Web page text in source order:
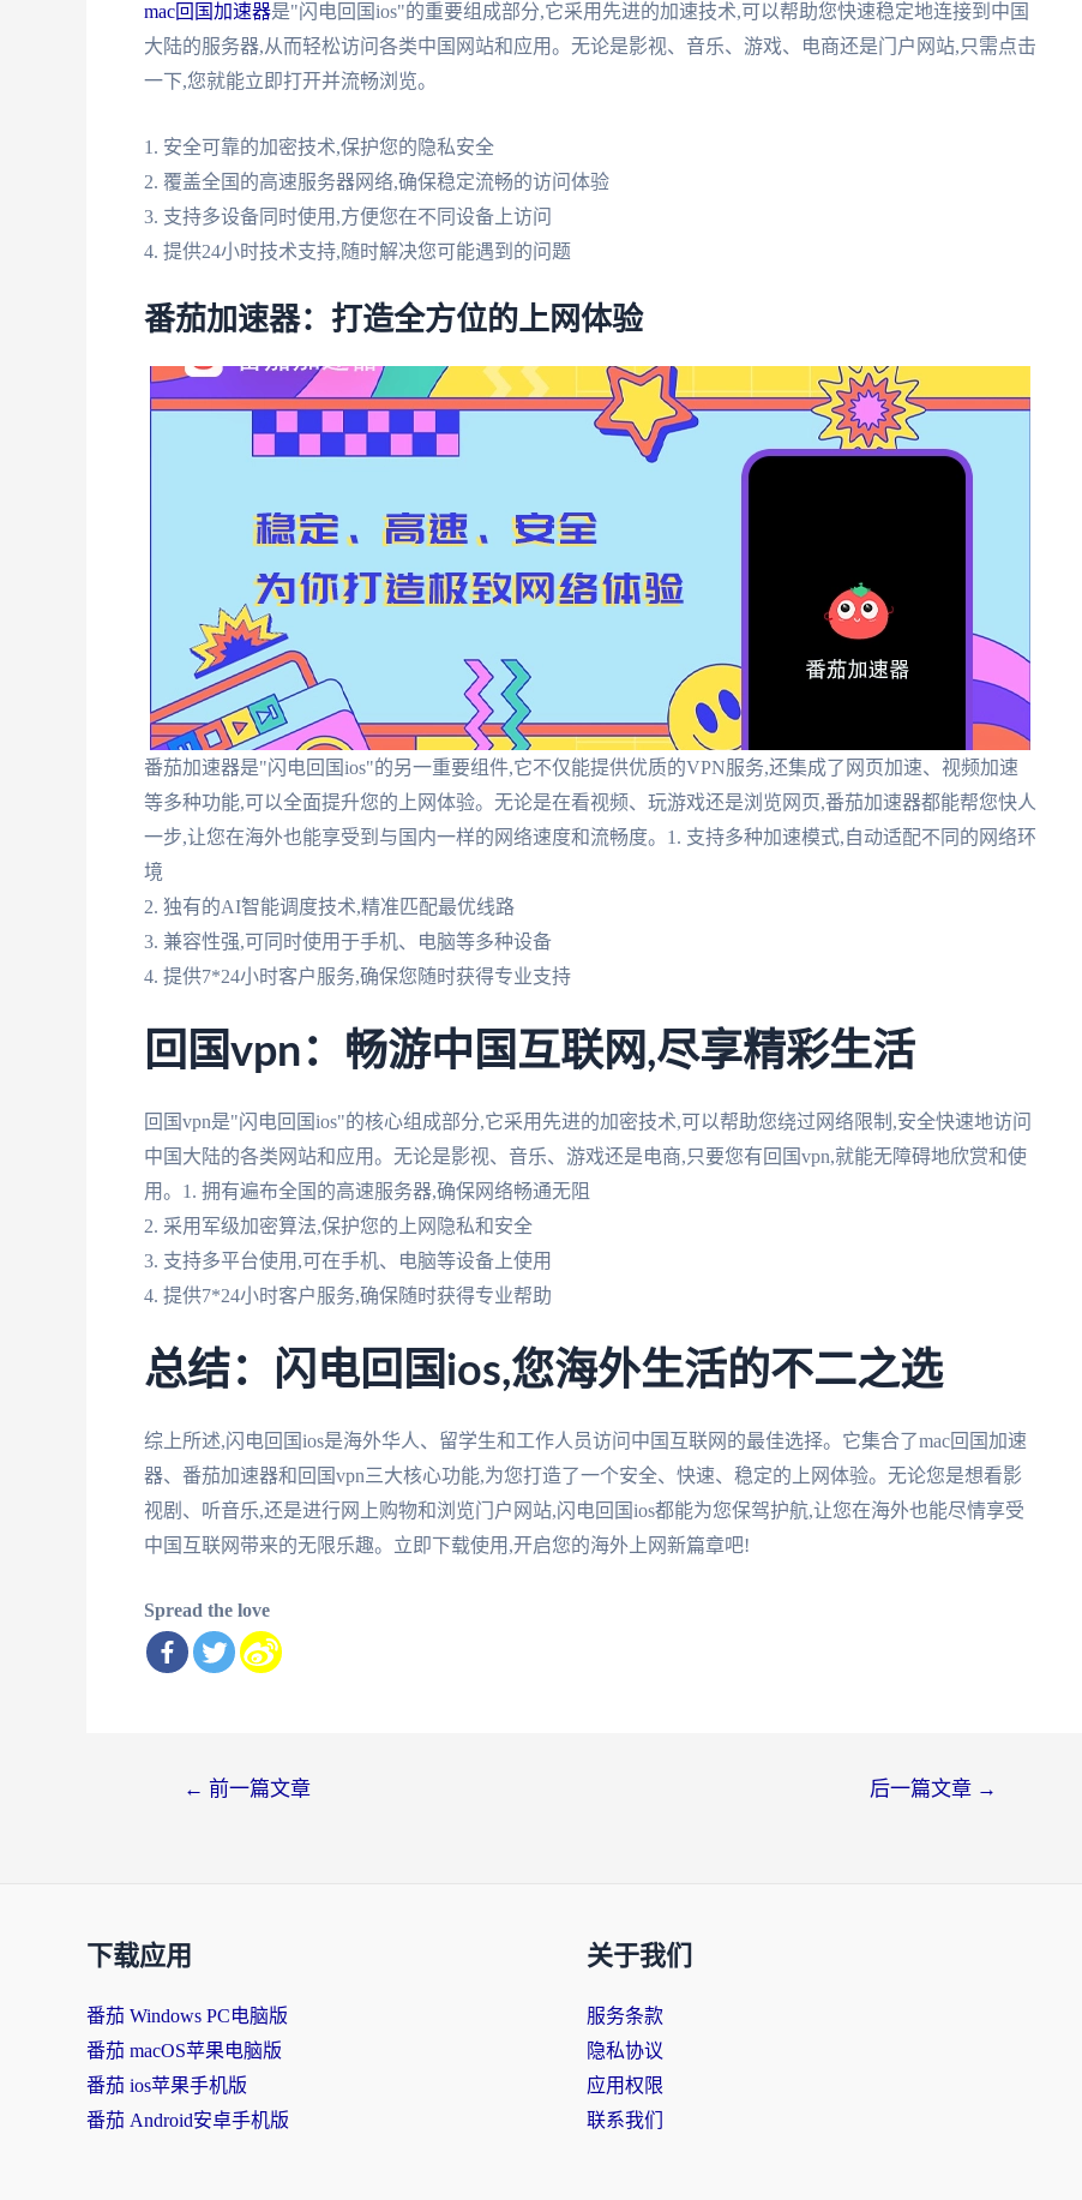
mac回国加速器是"闪电回国ios"的重要组成部分,它采用先进的加速技术,可以帮助您快速稳定地连接到中国
大陆的服务器,从而轻松访问各类中国网站和应用。无论是影视、音乐、游戏、电商还是门户网站,只需点击
一下,您就能立即打开并流畅浏览。
1. 安全可靠的加密技术,保护您的隐私安全
2. 覆盖全国的高速服务器网络,确保稳定流畅的访问体验
3. 支持多设备同时使用,方便您在不同设备上访问
4. 提供24小时技术支持,随时解决您可能遇到的问题
番茄加速器：打造全方位的上网体验
番茄加速器是"闪电回国ios"的另一重要组件,它不仅能提供优质的VPN服务,还集成了网页加速、视频加速
等多种功能,可以全面提升您的上网体验。无论是在看视频、玩游戏还是浏览网页,番茄加速器都能帮您快人
一步,让您在海外也能享受到与国内一样的网络速度和流畅度。1. 支持多种加速模式,自动适配不同的网络环
境
2. 独有的AI智能调度技术,精准匹配最优线路
3. 兼容性强,可同时使用于手机、电脑等多种设备
4. 提供7*24小时客户服务,确保您随时获得专业支持
回国vpn：畅游中国互联网,尽享精彩生活
回国vpn是"闪电回国ios"的核心组成部分,它采用先进的加密技术,可以帮助您绕过网络限制,安全快速地访问
中国大陆的各类网站和应用。无论是影视、音乐、游戏还是电商,只要您有回国vpn,就能无障碍地欣赏和使
用。1. 拥有遍布全国的高速服务器,确保网络畅通无阻
2. 采用军级加密算法,保护您的上网隐私和安全
3. 支持多平台使用,可在手机、电脑等设备上使用
4. 提供7*24小时客户服务,确保随时获得专业帮助
总结：闪电回国ios,您海外生活的不二之选
综上所述,闪电回国ios是海外华人、留学生和工作人员访问中国互联网的最佳选择。它集合了mac回国加速
器、番茄加速器和回国vpn三大核心功能,为您打造了一个安全、快速、稳定的上网体验。无论您是想看影
视剧、听音乐,还是进行网上购物和浏览门户网站,闪电回国ios都能为您保驾护航,让您在海外也能尽情享受
中国互联网带来的无限乐趣。立即下载使用,开启您的海外上网新篇章吧!
Spread the love
← 前一篇文章 后一篇文章 →
下载应用
番茄 Windows PC电脑版
番茄 macOS苹果电脑版
番茄 ios苹果手机版
番茄 Android安卓手机版
关于我们
服务条款
隐私协议
应用权限
联系我们